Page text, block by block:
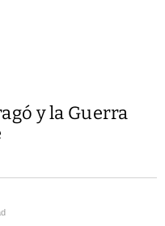
y la Guerra